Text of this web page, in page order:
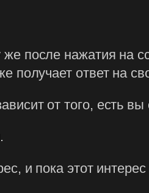
после нажатия на
получает ответ на
от того, есть
и пока этот